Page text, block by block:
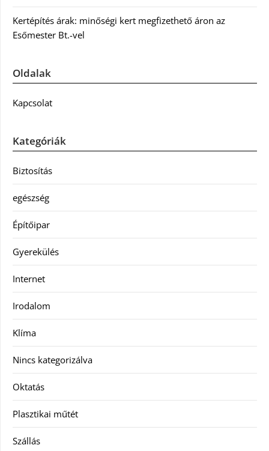
Kertépítés árak: minőségi kert megfizethető áron az
Esőmester Bt.-vel
Oldalak
Kapcsolat
Kategóriák
Biztosítás
egészség
Építőipar
Gyerekülés
Internet
Irodalom
Klíma
Nincs kategorizálva
Oktatás
Plasztikai műtét
Szállás